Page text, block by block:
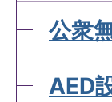
公衆
AED